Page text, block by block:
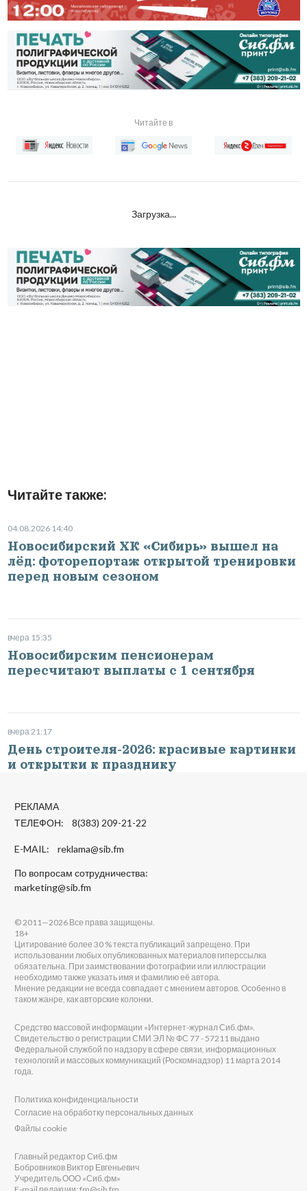
Читайте в
Загрузка...
Читайте также:
04.08.2026 14:40
Новосибирский ХК «Сибирь» вышел на
лёд: фоторепортаж открытой тренировки
перед новым сезоном
вчера 15:35
Новосибирским пенсионерам
пересчитают выплаты с 1 сентября
вчера 21:17
День строителя-2026: красивые картинки
и открытки к празднику
РЕКЛАМА
ТЕЛЕФОН: 8(383) 209-21-22
E-MAIL: reklama@sib.fm
По вопросам сотрудничества:
marketing@sib.fm
© 2011—2026 Все права защищены.
18+
Цитирование более 30 % текста публикаций запрещено. При
использовании любых опубликованных материалов гиперссылка
обязательна. При заимствовании фотографии или иллюстрации
необходимо также указать имя и фамилию её автора.
Мнение редакции не всегда совпадает с мнением авторов. Особенно в
таком жанре, как авторские колонки.
Средство массовой информации «Интернет-журнал Сиб.фм».
Свидетельство о регистрации СМИ ЭЛ № ФС 77 - 57211 выдано
Федеральной службой по надзору в сфере связи, информационных
технологий и массовых коммуникаций (Роскомнадзор) 11 марта 2014
года.
Политика конфиденциальности
Согласие на обработку персональных данных
Файлы cookie
Главный редактор Сиб.фм
Бобровников Виктор Евгеньевич
Учредитель ООО «Сиб.фм»